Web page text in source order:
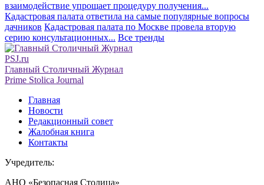
взаимодействие упрощает процедуру получения...
Кадастровая палата ответила на самые популярные вопросы
дачников Кадастровая палата по Москве провела вторую
серию консультационных... Все тренды
PSJ.ru
Главный Столичный Журнал
Prime Stolica Journal
Главная
Новости
Редакционный совет
Жалобная книга
Контакты
Учредитель:
АНО «Безопасная Столица»